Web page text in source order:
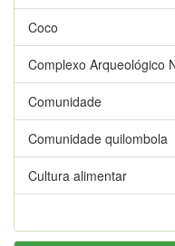
Coco
Complexo Arqueológico
Comunidade
Comunidade quilombola
Cultura alimentar